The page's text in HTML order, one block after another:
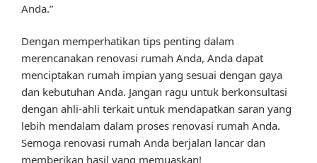
Anda.”
Dengan memperhatikan tips penting dalam
merencanakan renovasi rumah Anda, Anda dapat
menciptakan rumah impian yang sesuai dengan gaya
dan kebutuhan Anda. Jangan ragu untuk berkonsultasi
dengan ahli-ahli terkait untuk mendapatkan saran yang
lebih mendalam dalam proses renovasi rumah Anda.
Semoga renovasi rumah Anda berjalan lancar dan
memberikan hasil yang memuaskan!